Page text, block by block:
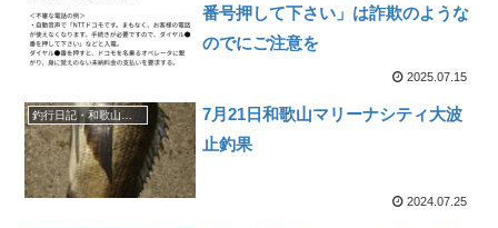
番号押して下さい」は詐欺のような
のでにご注意を
2025.07.15
7月21日和歌山マリーナシティ大波
止釣果
2024.07.25